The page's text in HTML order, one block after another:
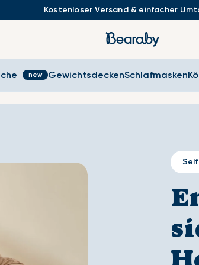
Kostenloser Versand & einfacher
GewichtsdeckenSchlafmasken